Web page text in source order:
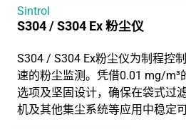
Sintrol
S304 / S304 Ex 粉尘仪
S304 / S304 Ex粉尘仪为制程控
速的粉尘监测。凭借0.01 mg/m³
选项及坚固设计，确保在袋式过
机及其他集尘系统等应用中稳定